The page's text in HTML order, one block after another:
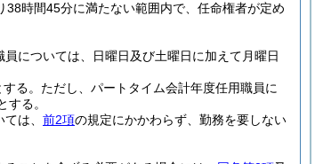
時間45分に満たない範囲内で、任命権者が定め
については、日曜日及び土曜日に加えて月曜日
る。 ただし、パートタイム会計年度任用職員に
る。
は、 前2項の規定にかかわらず、勤務を要しない